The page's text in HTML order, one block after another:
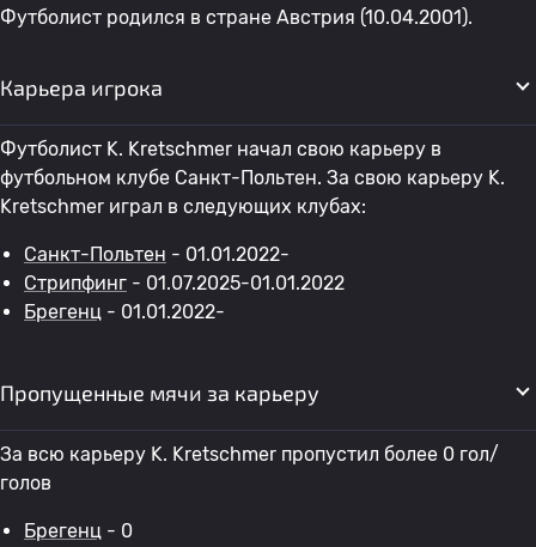
Футболист родился в стране Австрия (10.04.2001).
Карьера игрока
Футболист K. Kretschmer начал свою карьеру в
футбольном клубе Санкт-Польтен. За свою карьеру K.
Kretschmer играл в следующих клубах:
Санкт-Польтен - 01.01.2022-
Стрипфинг - 01.07.2025-01.01.2022
Брегенц - 01.01.2022-
Пропущенные мячи за карьеру
За всю карьеру K. Kretschmer пропустил более 0 гол/
голов
Брегенц - 0